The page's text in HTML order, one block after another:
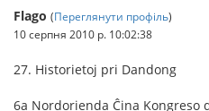
Flago (Переглянути профіль)
10 серпня 2010 р. 10:02:38
27. Historietoj pri Dandong
6a Nordorienda Ĉina Kongreso